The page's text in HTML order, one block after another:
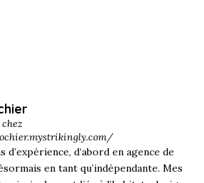
d’expérience, d‘abord en agence de
en tant qu’indépendante. Mes